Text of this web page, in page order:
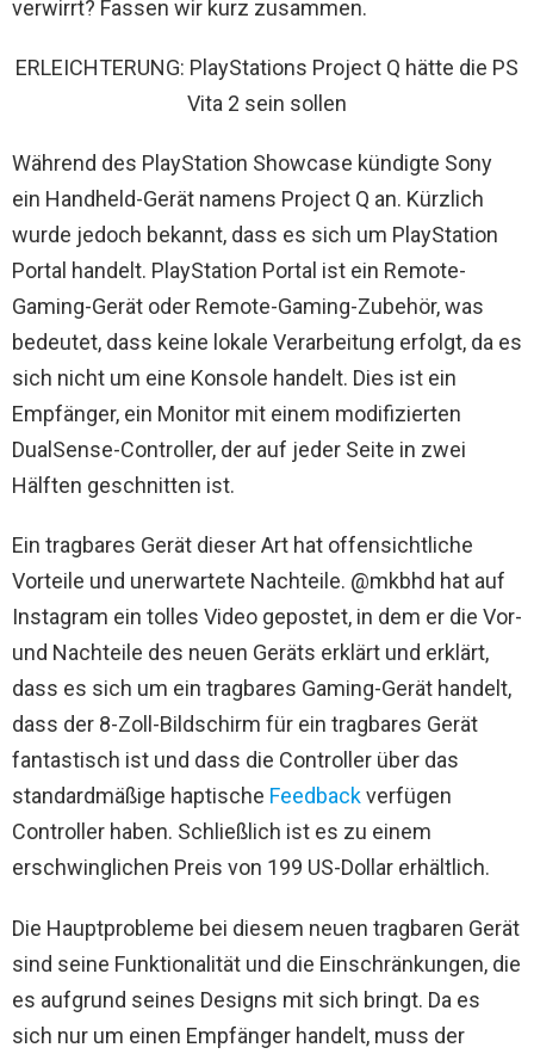
verwirrt? Fassen wir kurz zusammen.
ERLEICHTERUNG: PlayStations Project Q hätte die PS
Vita 2 sein sollen
Während des PlayStation Showcase kündigte Sony
ein Handheld-Gerät namens Project Q an. Kürzlich
wurde jedoch bekannt, dass es sich um PlayStation
Portal handelt. PlayStation Portal ist ein Remote-
Gaming-Gerät oder Remote-Gaming-Zubehör, was
bedeutet, dass keine lokale Verarbeitung erfolgt, da es
sich nicht um eine Konsole handelt. Dies ist ein
Empfänger, ein Monitor mit einem modifizierten
DualSense-Controller, der auf jeder Seite in zwei
Hälften geschnitten ist.
Ein tragbares Gerät dieser Art hat offensichtliche
Vorteile und unerwartete Nachteile. @mkbhd hat auf
Instagram ein tolles Video gepostet, in dem er die Vor-
und Nachteile des neuen Geräts erklärt und erklärt,
dass es sich um ein tragbares Gaming-Gerät handelt,
dass der 8-Zoll-Bildschirm für ein tragbares Gerät
fantastisch ist und dass die Controller über das
standardmäßige haptische Feedbackverfügen
Controller haben. Schließlich ist es zu einem
erschwinglichen Preis von 199 US-Dollar erhältlich.
Die Hauptprobleme bei diesem neuen tragbaren Gerät
sind seine Funktionalität und die Einschränkungen, die
es aufgrund seines Designs mit sich bringt. Da es
sich nur um einen Empfänger handelt, muss der